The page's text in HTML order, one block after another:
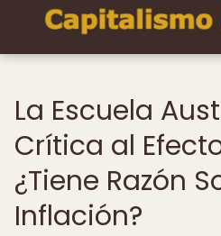
La Escuela
Crítica al
¿Tiene Razón
Inflación?